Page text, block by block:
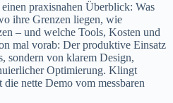
praxisnahen Überblick: Was
ihre Grenzen liegen, wie
– und welche Tools, Kosten und
mal vorab: Der produktive Einsatz
sondern von klarem Design,
Optimierung. Klingt
nette Demo vom messbaren